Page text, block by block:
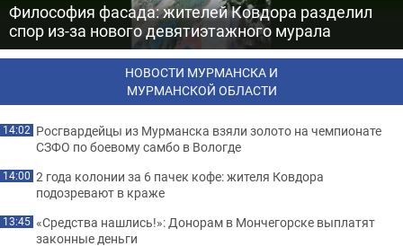
Философия фасада: жителей Ковдора разделил
спор из-за нового девятиэтажного мурала
НОВОСТИ МУРМАНСКА И
МУРМАНСКОЙ ОБЛАСТИ
14:02 Росгвардейцы из Мурманска взяли золото на чемпионате
СЗФО по боевому самбо в Вологде
14:00 2 года колонии за 6 пачек кофе: жителя Ковдора
подозревают в краже
13:45 «Средства нашлись!»: Донорам в Мончегорске выплатят
законные деньги